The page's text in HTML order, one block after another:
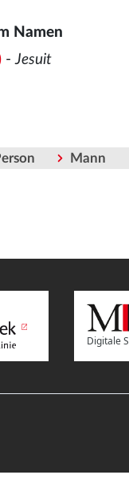
Namen
-Jesuit
Mann
Digitale